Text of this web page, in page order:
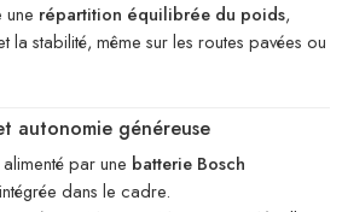
une répartition équilibrée du poids,
la stabilité, même sur les routes pavées ou
autonomie généreuse
par une batterie Bosch
dans le cadre.